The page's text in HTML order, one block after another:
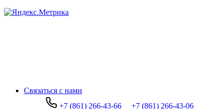
Связаться с нами
+7 (861) 266-43-66
+7 (861) 266-43-06